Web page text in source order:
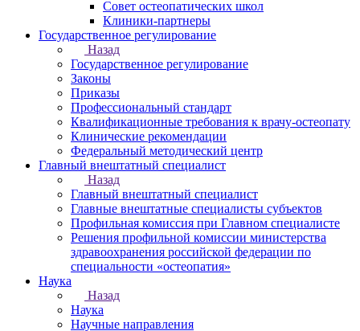
Совет остеопатических школ
Клиники-партнеры
Государственное регулирование
Назад
Государственное регулирование
Законы
Приказы
Профессиональный стандарт
Квалификационные требования к врачу-остеопату
Клинические рекомендации
Федеральный методический центр
Главный внештатный специалист
Назад
Главный внештатный специалист
Главные внештатные специалисты субъектов
Профильная комиссия при Главном специалисте
Решения профильной комиссии министерства
здравоохранения российской федерации по
специальности «остеопатия»
Наука
Назад
Наука
Научные направления